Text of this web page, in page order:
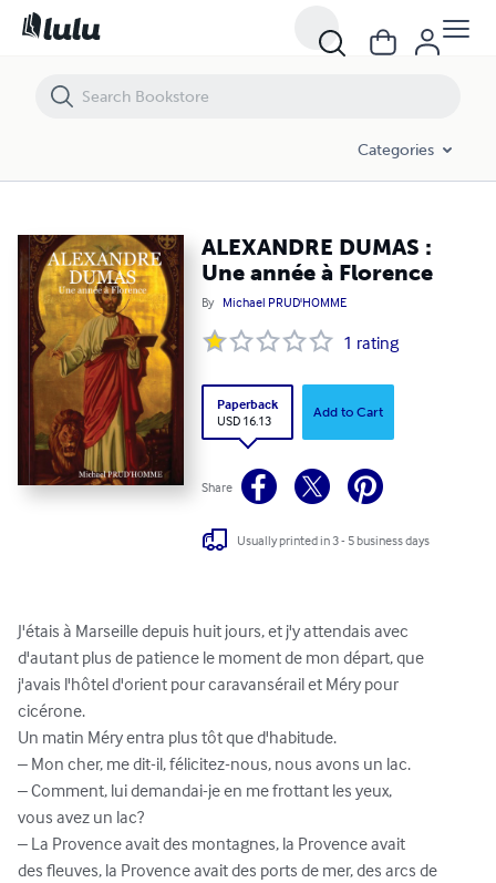
Categories
ALEXANDRE DUMAS :
Une année à Florence
By Michael PRUD'HOMME
1 rating
Paperback
USD 16.13
Add to Cart
Share
Usually printed in 3 - 5 business days
J'étais à Marseille depuis huit jours, et j'y attendais avec
d'autant plus de patience le moment de mon départ, que
j'avais l'hôtel d'orient pour caravansérail et Méry pour
cicérone.
Un matin Méry entra plus tôt que d'habitude.
– Mon cher, me dit-il, félicitez-nous, nous avons un lac.
– Comment, lui demandai-je en me frottant les yeux,
vous avez un lac?
– La Provence avait des montagnes, la Provence avait
des fleuves, la Provence avait des ports de mer, des arcs de
ALEXANDRE DUMAS : Une année à Florence